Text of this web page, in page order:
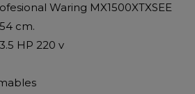
Waring MX1500XTXSEE
cm.
HP 220 v